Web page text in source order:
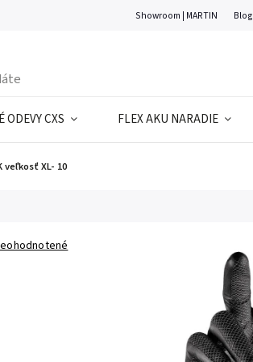
Showroom | MARTIN Blog
ODEVY CXS FLEX AKU NARADIE
veľkosť XL- 10